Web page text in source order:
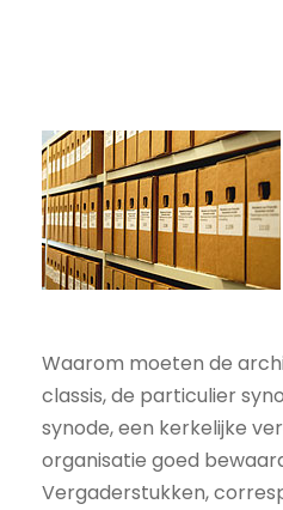
Waarom moeten de
classis, de particulier
synode, een kerkelijke
organisatie goed
Vergaderstukken,